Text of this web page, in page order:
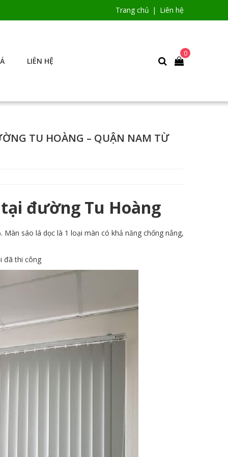
Trang chủ Liên hệ
LIÊN HỆ
0
TU HOÀNG – QUẬN NAM TỪ
đường Tu Hoàng
sáo lá dọc là 1 loại màn có khả năng chống nắng,
đã thi công